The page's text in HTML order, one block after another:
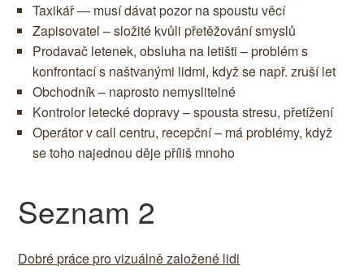
Taxikář — musí dávat pozor na spoustu věcí
Zapisovatel – složité kvůli přetěžování smyslů
Prodavač letenek, obsluha na letišti – problém s
konfrontací s naštvanými lidmi, když se např. zruší let
Obchodník – naprosto nemyslitelné
Kontrolor letecké dopravy – spousta stresu, přetížení
Operátor v call centru, recepční – má problémy, když
se toho najednou děje příliš mnoho
Seznam 2
Dobré práce pro vizuálně založené lidi